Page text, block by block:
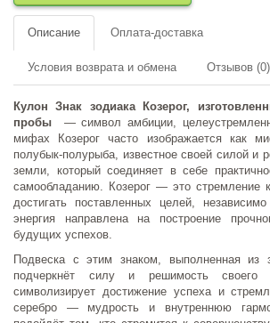
Описание Оплата-доставка
Условия возврата и обмена Отзывов (0)
Кулон Знак зодиака Козерог,
пробы
— символ амбиции,
мифах Козерог часто изображается как
полубык-полурыба, известное своей силой и
земли, который соединяет в себе
самообладанию. Козерог — это стремление
достигать поставленных целей,
энергия направлена на построение
будущих успехов.
Подвеска с этим знаком, выполненная из
подчеркнёт силу и решимость своего
символизирует достижение успеха и
серебро — мудрость и внутреннюю